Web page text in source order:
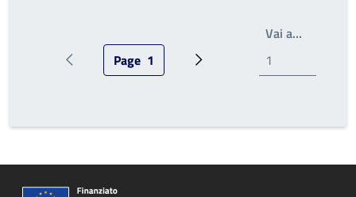
Pagina precedentePagina attuale
Page 1 Prossima pagina
Vai a…Write the